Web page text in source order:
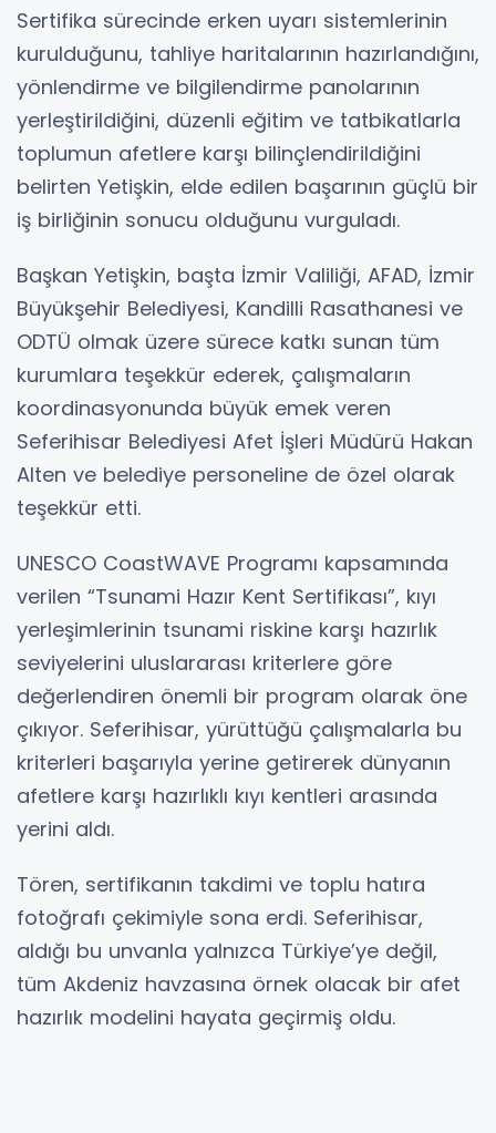
Sertifika sürecinde erken uyarı sistemlerinin
kurulduğunu, tahliye haritalarının hazırlandığını,
yönlendirme ve bilgilendirme panolarının
yerleştirildiğini, düzenli eğitim ve tatbikatlarla
toplumun afetlere karşı bilinçlendirildiğini
belirten Yetişkin, elde edilen başarının güçlü bir
iş birliğinin sonucu olduğunu vurguladı.
Başkan Yetişkin, başta İzmir Valiliği, AFAD, İzmir
Büyükşehir Belediyesi, Kandilli Rasathanesi ve
ODTÜ olmak üzere sürece katkı sunan tüm
kurumlara teşekkür ederek, çalışmaların
koordinasyonunda büyük emek veren
Seferihisar Belediyesi Afet İşleri Müdürü Hakan
Alten ve belediye personeline de özel olarak
teşekkür etti.
UNESCO CoastWAVE Programı kapsamında
verilen “Tsunami Hazır Kent Sertifikası”, kıyı
yerleşimlerinin tsunami riskine karşı hazırlık
seviyelerini uluslararası kriterlere göre
değerlendiren önemli bir program olarak öne
çıkıyor. Seferihisar, yürüttüğü çalışmalarla bu
kriterleri başarıyla yerine getirerek dünyanın
afetlere karşı hazırlıklı kıyı kentleri arasında
yerini aldı.
Tören, sertifikanın takdimi ve toplu hatıra
fotoğrafı çekimiyle sona erdi. Seferihisar,
aldığı bu unvanla yalnızca Türkiye’ye değil,
tüm Akdeniz havzasına örnek olacak bir afet
hazırlık modelini hayata geçirmiş oldu.